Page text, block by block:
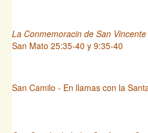
La Conmemoracin de San
San Mato 25:35-40 y 9:35-40
San Camilo - En llamas con la